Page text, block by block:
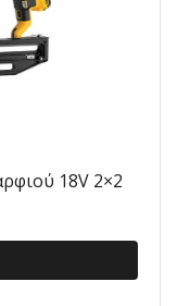
18V 2×2